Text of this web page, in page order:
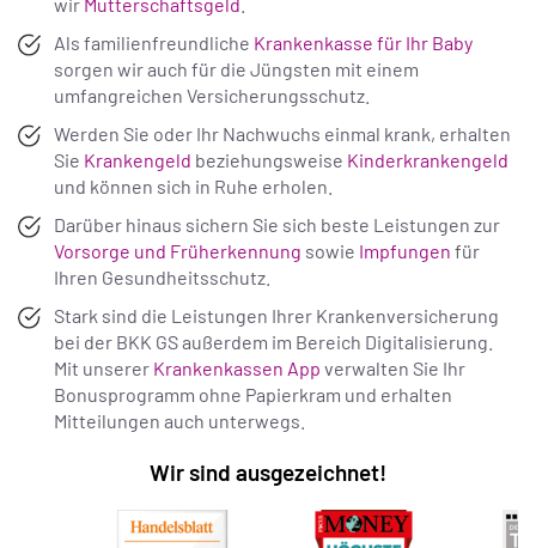
Als familienfreundliche Krankenkasse für Ihr Baby
sorgen wir auch für die Jüngsten mit einem
umfangreichen Versicherungsschutz.
Werden Sie oder Ihr Nachwuchs einmal krank, erhalten
Sie Krankengeld beziehungsweise Kinderkrankengeld
und können sich in Ruhe erholen.
Darüber hinaus sichern Sie sich beste Leistungen zur
Vorsorge und Früherkennung sowie Impfungen für
Ihren Gesundheitsschutz.
Stark sind die Leistungen Ihrer Krankenversicherung
bei der BKK GS außerdem im Bereich Digitalisierung.
Mit unserer Krankenkassen App verwalten Sie Ihr
Bonusprogramm ohne Papierkram und erhalten
Mitteilungen auch unterwegs.
Wir sind ausgezeichnet!